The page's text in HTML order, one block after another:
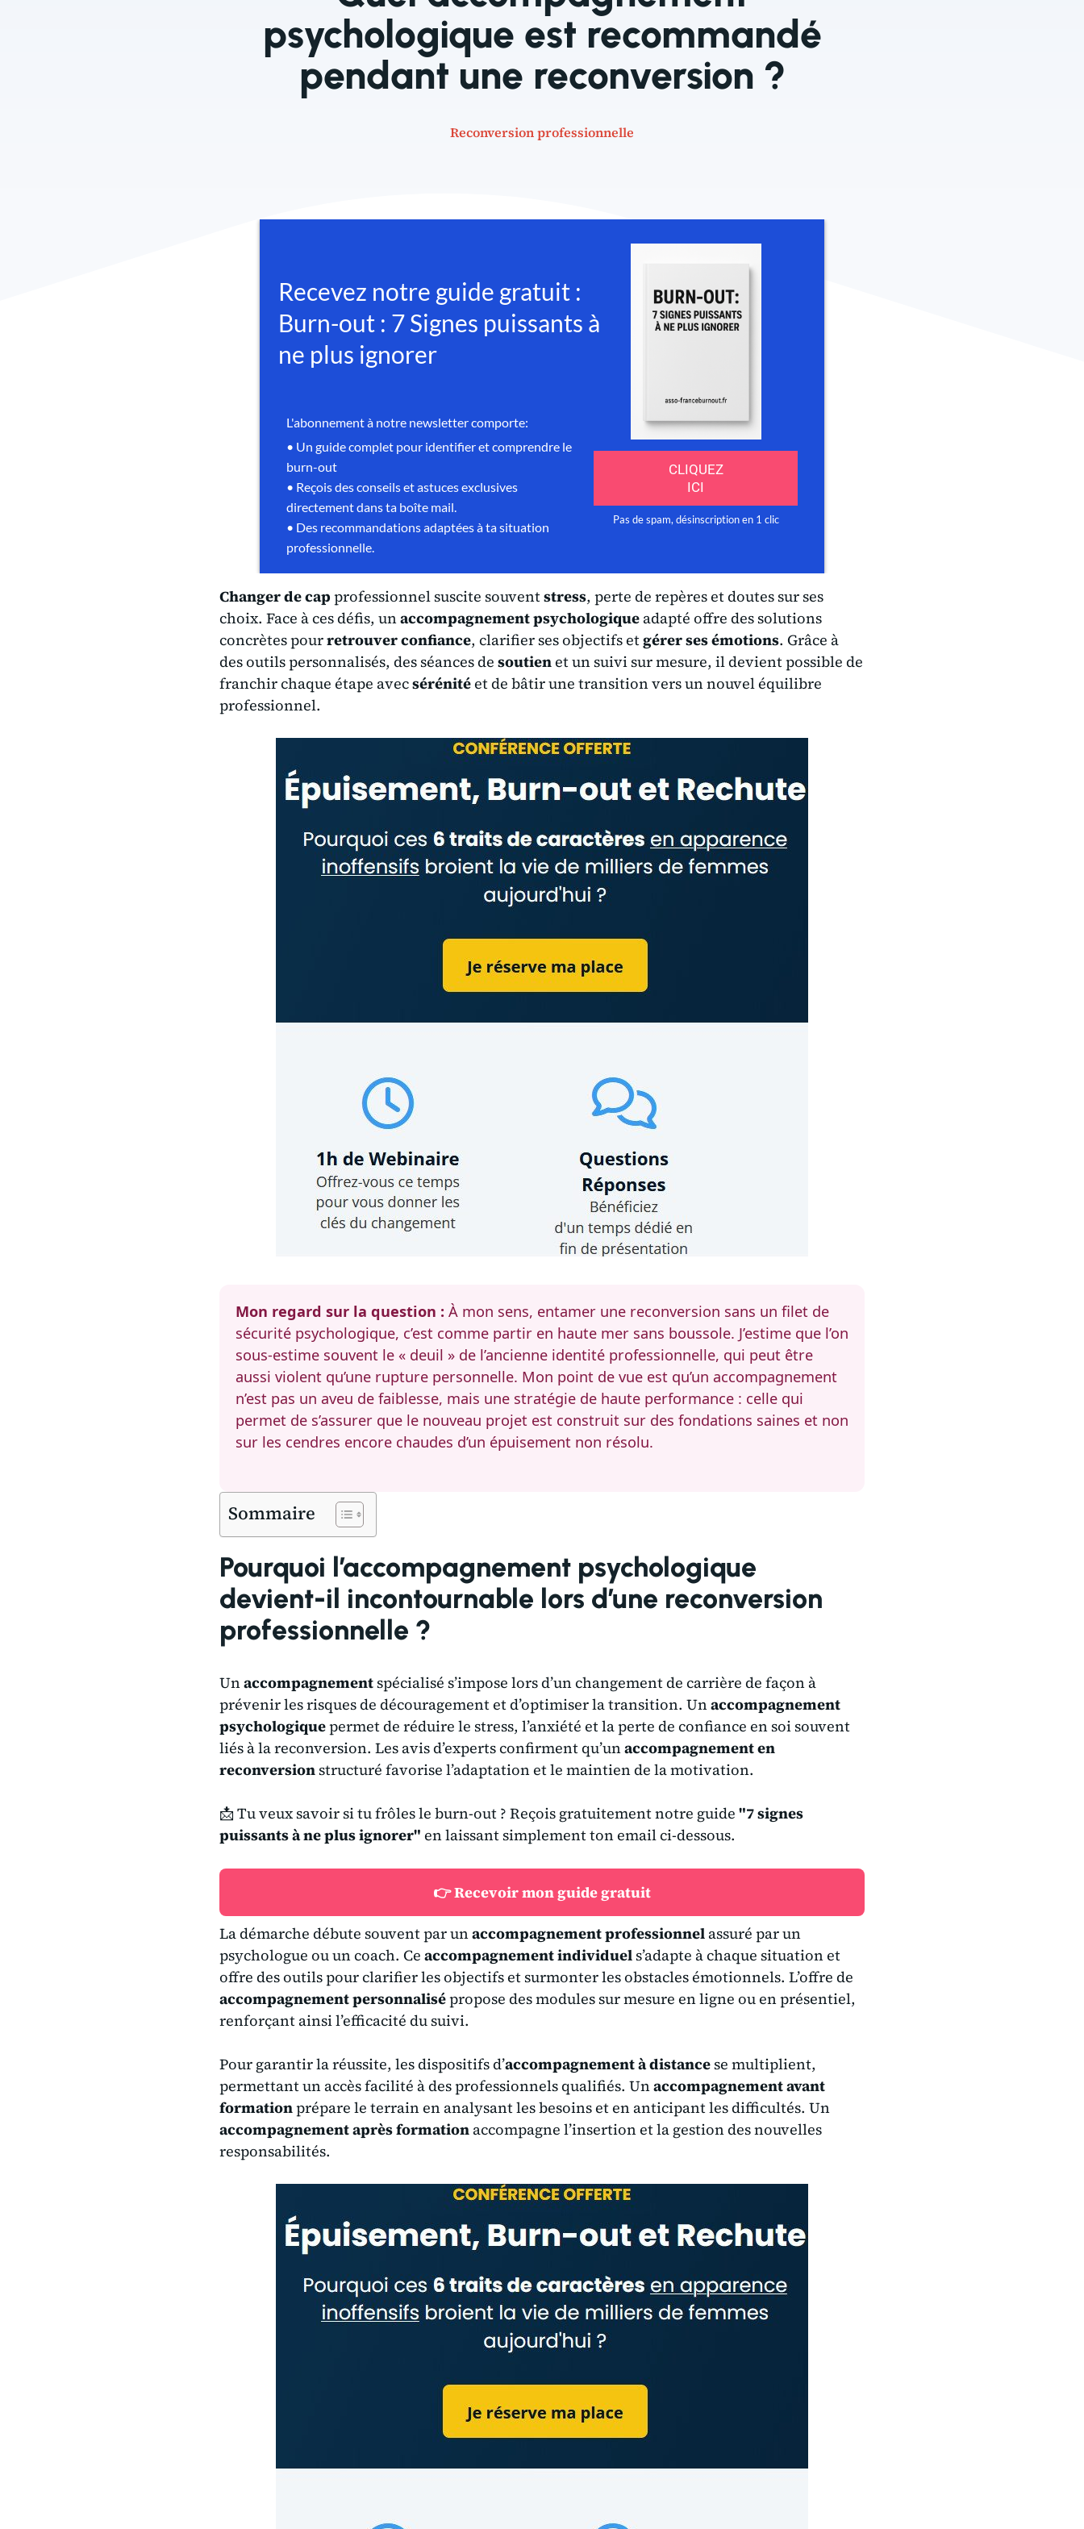
psychologique est recommandé
pendant une reconversion ?
Reconversion professionnelle
Changer de cap professionnel suscite souventstress, perte de repères et doutes sur ses
choix. Face à ces défis, unaccompagnement psychologique adapté offre des solutions
concrètes pourretrouver confiance, clarifier ses objectifs etgérer ses émotions. Grâce à
des outils personnalisés, des séances de soutienet un suivi sur mesure, il devient possible de
franchir chaque étape avecsérénitéet de bâtir une transition vers un nouvel équilibre
professionnel.
Mon regard sur la question : À mon sens, entamer une reconversion sans un filet de
sécurité psychologique, c’est comme partir en haute mer sans boussole. J’estime que l’on
sous-estime souvent le « deuil » de l’ancienne identité professionnelle, qui peut être
aussi violent qu’une rupture personnelle. Mon point de vue est qu’un accompagnement
n’est pas un aveu de faiblesse, mais une stratégie de haute performance : celle qui
permet de s’assurer que le nouveau projet est construit sur des fondations saines et non
sur les cendres encore chaudes d’un épuisement non résolu.
Sommaire
Pourquoi l’accompagnement psychologique
devient-il incontournable lors d’une reconversion
professionnelle ?
Unaccompagnement spécialisé s’impose lors d’un changement de carrière de façon à
prévenir les risques de découragement et d’optimiser la transition. Unaccompagnement
psychologiquepermet de réduire le stress, l’anxiété et la perte de confiance en soi souvent
liés à la reconversion. Les avis d’experts confirment qu’unaccompagnement en
reconversion structuré favorise l’adaptation et le maintien de la motivation.
📩 Tu veux savoir si tu frôles le burn-out ? Reçois gratuitement notre guide "7 signes
puissants à ne plus ignorer" en laissant simplement ton email ci-dessous.
👉 Recevoir mon guide gratuit
La démarche débute souvent par unaccompagnement professionnel assuré par un
psychologue ou un coach. Ce accompagnement individuel s’adapte à chaque situation et
offre des outils pour clarifier les objectifs et surmonter les obstacles émotionnels. L’offre de
accompagnement personnalisépropose des modules sur mesure en ligne ou en présentiel,
renforçant ainsi l’efficacité du suivi.
Pour garantir la réussite, les dispositifs d’accompagnement à distance se multiplient,
permettant un accès facilité à des professionnels qualifiés. Unaccompagnement avant
formationprépare le terrain en analysant les besoins et en anticipant les difficultés. Un
accompagnement après formation accompagne l’insertion et la gestion des nouvelles
responsabilités.